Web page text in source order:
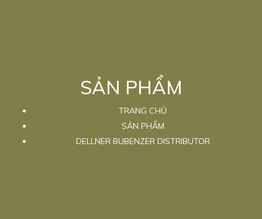
SẢN PHẨM
TRANG CHỦ
SẢN PHẨM
DELLNER BUBENZER DISTRIBUTOR